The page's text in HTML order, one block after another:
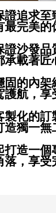
證追求至
最完美的
證沙發品
承載著匠
固的內架
護航，享
製化的訂
造獨一無
打造一個
落，享受